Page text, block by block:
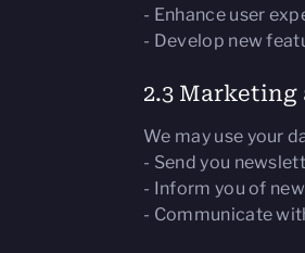
- Enhance user
- Develop new
2.3
We may use your
- Send you
- Inform you of
- Communicate